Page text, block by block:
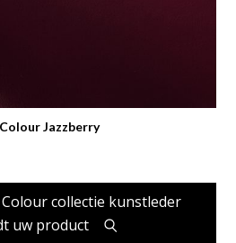
Jazzberry
collectie kunstleder
uw product